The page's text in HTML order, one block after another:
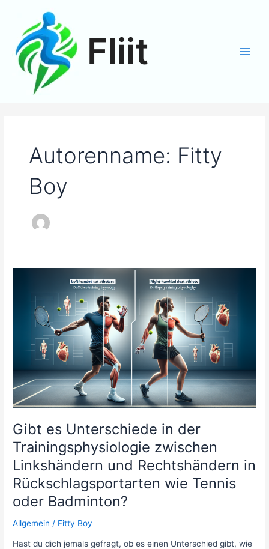
springen
Fliit
Autorenname: Fitty
Boy
Gibt es Unterschiede in der
Trainingsphysiologie zwischen
Linkshändern und Rechtshändern in
Rückschlagsportarten wie Tennis
oder Badminton?
Allgemein / Fitty Boy
Hast du dich jemals gefragt, ob es einen Unterschied gibt, wie